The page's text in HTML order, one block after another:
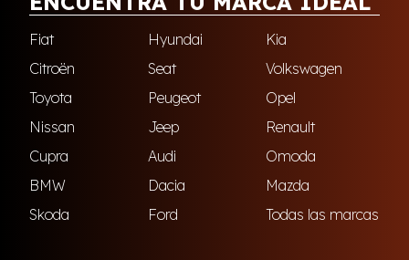
Fiat Hyundai
Kia
Citroën
Seat
Volkswagen
Toyota
Peugeot
Opel
Nissan
Jeep
Renault
Cupra
Audi
Omoda
BMW
Dacia
Mazda
Skoda
Ford Todas las marcas